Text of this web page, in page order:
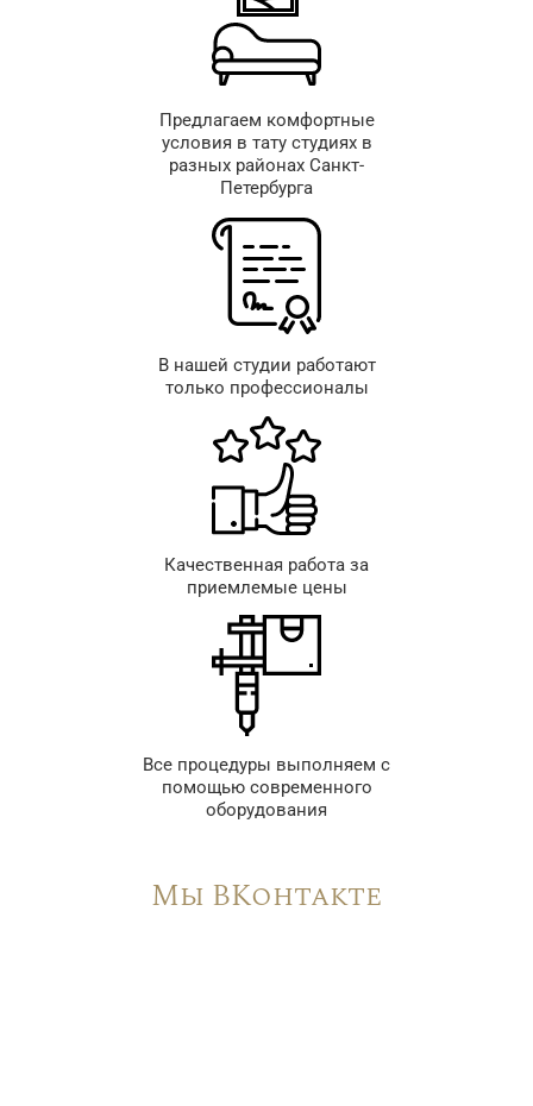
Предлагаем комфортные
условия в тату студиях в
разных районах Санкт-
Петербурга
В нашей студии работают
только профессионалы
Качественная работа за
приемлемые цены
Все процедуры выполняем с
помощью современного
оборудования
Мы ВКонтакте